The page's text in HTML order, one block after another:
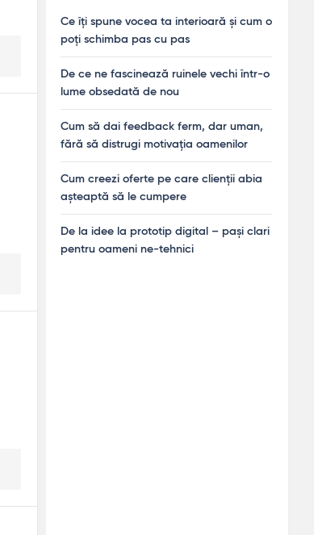
Ce îți spune vocea ta interioară și cum o
poți schimba pas cu pas
De ce ne fascinează ruinele vechi într-o
lume obsedată de nou
Cum să dai feedback ferm, dar uman,
fără să distrugi motivația oamenilor
Cum creezi oferte pe care clienții abia
așteaptă să le cumpere
De la idee la prototip digital – pași clari
pentru oameni ne-tehnici